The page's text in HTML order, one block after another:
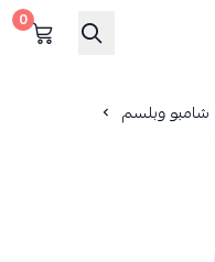
Dar
0
شامبو وبلسم